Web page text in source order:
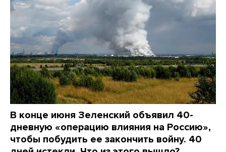
В конце июня Зеленский объявил 40-
дневную «операцию влияния на Россию»,
чтобы побудить ее закончить войну. 40